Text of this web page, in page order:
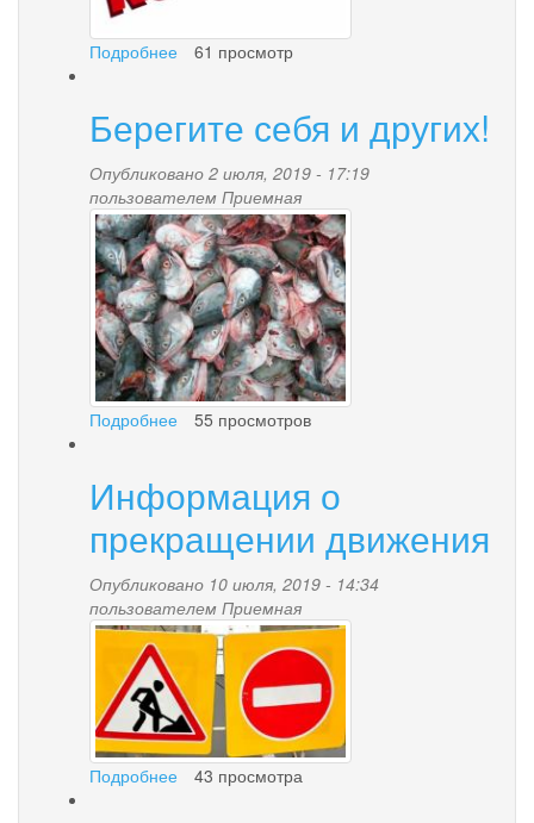
Подробнее
конкурс
«Лучшая
творческая
работа
на
родном
языке
коренных
малочисленных
народов
Севера,
Сибири
и
Дальнего
на
Камчатского
края»
61 просмотр
Берегите себя и других!
Опубликовано 2 июля, 2019 - 17:19
пользователем Приемная
kitajskie-
shelkovye-
aborigeny_9.jpg
Подробнее
и
других!
55 просмотров
Информация о
прекращении движения
Опубликовано 10 июля, 2019 - 14:34
пользователем Приемная
Подробнее 43 просмотра